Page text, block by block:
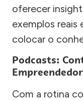
oferecer
exemplos reais
colocar o
Podcasts:
Com a rotina